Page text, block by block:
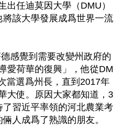
出任迪莫因大學（DMU）
該大學發展成爲世界一流
感覺到需要改變州政府的
愛荷華的復興」，他從DM
當選爲州長，直到2017年
大使。原因大家都知道，3
習近平率領的河北農業考
人成爲了熟識的朋友。